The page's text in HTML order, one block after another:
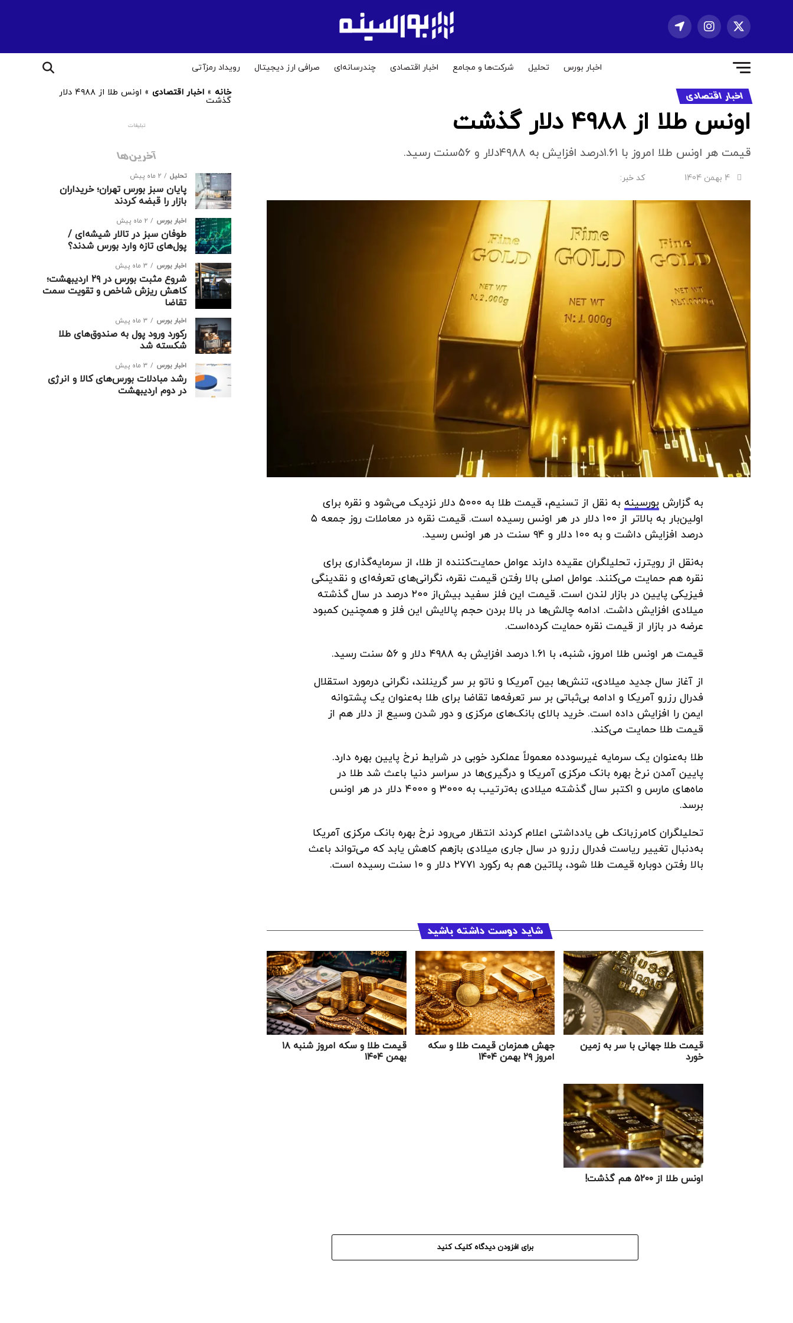
اخبار بورس تحلیل شرکت‌ها و مجامع اخبار اقتصادی چندرسانه‌ای صرافی ارز دیجیتال رویداد رمزآتی
اخبار اقتصادی
اونس طلا از ۴۹۸۸ دلار گذشت
قیمت هر اونس طلا امروز با ۱.۶۱درصد افزایش به ۴۹۸۸دلار و ۵۶سنت رسید.
4 بهمن 1404
به گزارش بورسینه
به نقل از تسنیم، قیمت طلا به ۵۰۰۰ دلار نزدیک می‌شود و نقره برای
اولین‌بار به بالاتر از ۱۰۰ دلار در هر اونس رسیده است. قیمت نقره در معاملات روز جمعه ۵
درصد افزایش داشت و به ۱۰۰ دلار و ۹۴ سنت در هر اونس رسید.
به‌نقل از رویترز، تحلیلگران عقیده دارند عوامل حمایت‌کننده از طلا، از سرمایه‌گذاری برای
نقره هم حمایت می‌کنند. عوامل اصلی بالا رفتن قیمت نقره، نگرانی‌های تعرفه‌ای و نقدینگی
فیزیکی پایین در بازار لندن است. قیمت این فلز سفید بیش‌از ۲۰۰ درصد در سال گذشته
میلادی افزایش داشت. ادامه چالش‌ها در بالا بردن حجم پالایش این فلز و همچنین کمبود
عرضه در بازار از قیمت نقره حمایت کرده‌است.
قیمت هر اونس طلا امروز، شنبه، با ۱.۶۱ درصد افزایش به ۴۹۸۸ دلار و ۵۶ سنت رسید.
از آغاز سال جدید میلادی، تنش‌ها بین آمریکا و ناتو بر سر گرینلند، نگرانی درمورد استقلال
فدرال رزرو آمریکا و ادامه بی‌ثباتی بر سر تعرفه‌ها تقاضا برای طلا به‌عنوان یک پشتوانه
ایمن را افزایش داده است. خرید بالای بانک‌های مرکزی و دور شدن وسیع از دلار هم از
قیمت طلا حمایت می‌کند.
طلا به‌عنوان یک سرمایه غیرسودده معمولاً عملکرد خوبی در شرایط نرخ پایین بهره دارد.
پایین آمدن نرخ بهره بانک مرکزی آمریکا و درگیری‌ها در سراسر دنیا باعث شد طلا در
ماه‌های مارس و اکتبر سال گذشته میلادی به‌ترتیب به ۳۰۰۰ و ۴۰۰۰ دلار در هر اونس
برسد.
تحلیلگران کامرزبانک طی یادداشتی اعلام کردند انتظار می‌رود نرخ بهره بانک مرکزی آمریکا
به‌دنبال تغییر ریاست فدرال رزرو در سال جاری میلادی بازهم کاهش یابد که می‌تواند باعث
بالا رفتن دوباره قیمت طلا شود، پلاتین هم به رکورد ۲۷۷۱ دلار و ۱۰ سنت رسیده است.
شاید دوست داشته باشید
قیمت طلا جهانی با سر به زمین
خورد
جهش همزمان قیمت طلا و سکه
امروز ۲۹ بهمن ۱۴۰۴
قیمت طلا و سکه امروز شنبه ۱۸
بهمن ۱۴۰۴
اونس طلا از ۵۲۰۰ هم گذشت!
برای افزودن دیدگاه کلیک کنید
خانه » اخبار اقتصادی » اونس طلا از ۴۹۸۸ دلار
گذشت
تبلیغات
آخرین‌ها
تحلیل 2 ماه پیش
پایان سبز بورس تهران؛ خریداران
بازار را قبضه کردند
اخبار بورس 2 ماه پیش
طوفان سبز در تالار شیشه‌ای /
پول‌های تازه وارد بورس شدند؟
اخبار بورس 3 ماه پیش
شروع مثبت بورس در ۲۹ اردیبهشت؛
کاهش ریزش شاخص و تقویت سمت
تقاضا
اخبار بورس 3 ماه پیش
رکورد ورود پول به صندوق‌های طلا
شکسته شد
اخبار بورس 3 ماه پیش
رشد مبادلات بورس‌های کالا و انرژی
در دوم اردیبهشت